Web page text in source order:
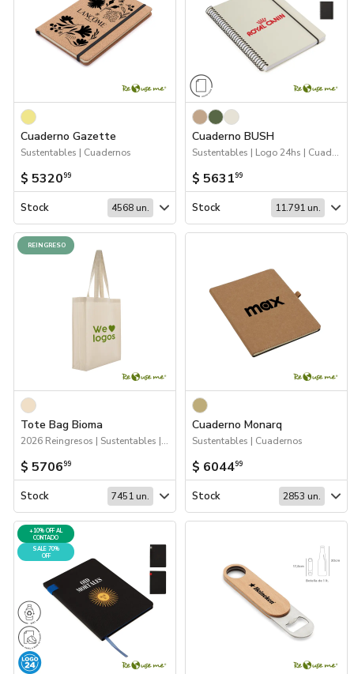
Cuaderno Gazette
Sustentables | Cuadernos
$ 532099
Stock 4568 un.
Cuaderno BUSH
Sustentables | Logo 24hs | Cuadernos
$ 563199
Stock 11.791 un.
REINGRESO
Tote Bag Bioma
2026 Reingresos | Sustentables | Bolsas y Tote Bags
$ 570699
Stock 7451 un.
Cuaderno Monarq
Sustentables | Cuadernos
$ 604499
Stock 2853 un.
+10% OFF AL
CONTADO
SALE 70%
OFF